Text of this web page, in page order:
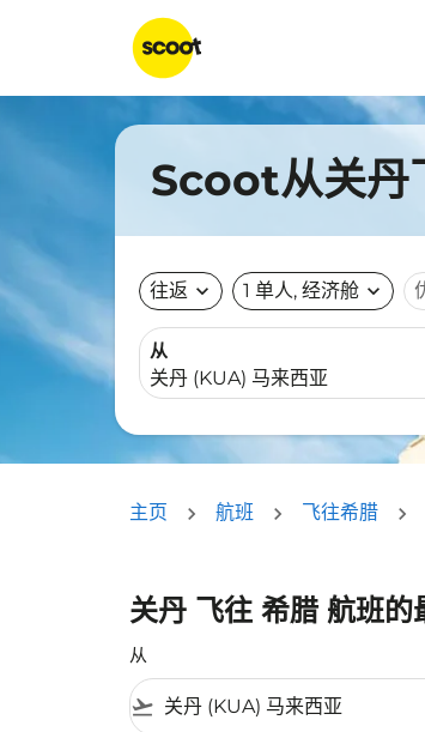
Scoot从关丹
往返 expand_more 1 单人, 经济舱 expand_more
从
主页 航班 飞往希腊
关丹 飞往 希腊 航班的
从
flight_takeoff